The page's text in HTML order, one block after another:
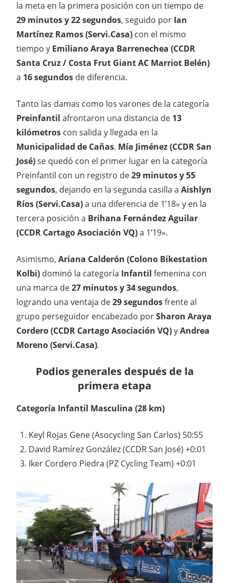
la meta en la primera posición con un tiempo de
29 minutos y 22 segundos, seguido por Ian
Martínez Ramos (Servi.Casa) con el mismo
tiempo y Emiliano Araya Barrenechea (CCDR
Santa Cruz / Costa Frut Giant AC Marriot Belén)
a 16 segundos de diferencia.
Tanto las damas como los varones de la categoría
Preinfantil afrontaron una distancia de 13
kilómetros con salida y llegada en la
Municipalidad de Cañas. Mía Jiménez (CCDR San
José)se quedó con el primer lugar en la categoría
Preinfantil con un registro de29 minutos y 55
segundos, dejando en la segunda casilla a Aishlyn
Ríos (Servi.Casa)a una diferencia de 1’18» y en la
tercera posición a Brihana Fernández Aguilar
(CCDR Cartago Asociación VQ)a 1’19».
Asimismo, Ariana Calderón (Colono Bikestation
Kolbi) dominó la categoría Infantil femenina con
una marca de27 minutos y 34 segundos,
logrando una ventaja de29 segundosfrente al
grupo perseguidor encabezado porSharon Araya
Cordero (CCDR Cartago Asociación VQ)yAndrea
Moreno (Servi.Casa).
Podios generales después de la
primera etapa
Categoría Infantil Masculina (28 km)
Keyl Rojas Gene (Asocycling San Carlos) 50:55
David Ramírez González (CCDR San José) +0:01
Iker Cordero Piedra (PZ Cycling Team) +0:01